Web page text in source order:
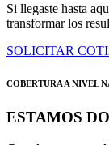
Si llegaste hasta
transformar los
SOLICITAR
COBERTURA A NIVEL
ESTAMOS